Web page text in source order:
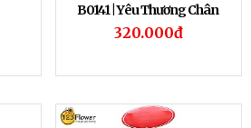
B0141 | Yêu Thương Chân
Thành
320.000đ